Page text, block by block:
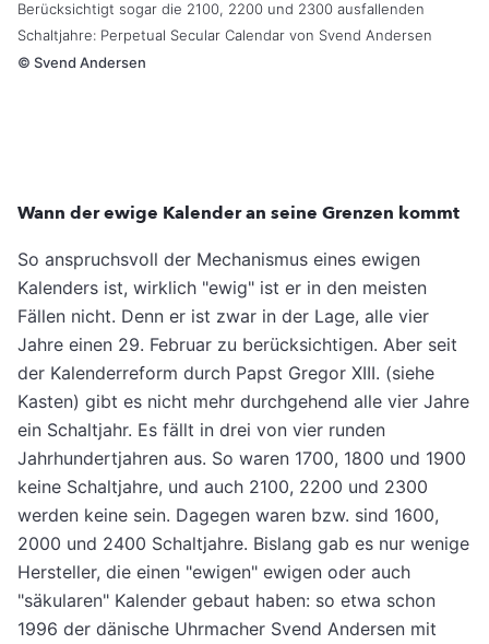
Berücksichtigt sogar die 2100, 2200 und 2300 ausfallenden
Schaltjahre: Perpetual Secular Calendar von Svend Andersen
© Svend Andersen
Wann der ewige Kalender an seine Grenzen kommt
So anspruchsvoll der Mechanismus eines ewigen
Kalenders ist, wirklich "ewig" ist er in den meisten
Fällen nicht. Denn er ist zwar in der Lage, alle vier
Jahre einen 29. Februar zu berücksichtigen. Aber seit
der Kalenderreform durch Papst Gregor XIII. (siehe
Kasten) gibt es nicht mehr durchgehend alle vier Jahre
ein Schaltjahr. Es fällt in drei von vier runden
Jahrhundertjahren aus. So waren 1700, 1800 und 1900
keine Schaltjahre, und auch 2100, 2200 und 2300
werden keine sein. Dagegen waren bzw. sind 1600,
2000 und 2400 Schaltjahre. Bislang gab es nur wenige
Hersteller, die einen "ewigen" ewigen oder auch
"säkularen" Kalender gebaut haben: so etwa schon
1996 der dänische Uhrmacher Svend Andersen mit